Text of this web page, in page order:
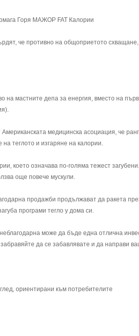
Горя МАЖОР FAT Калории
че противно на общоприетото
на мастните депа за енергия, вместо на
медицинска асоциация, че
теглото и изгаряне на калории.
което означава по-голяма тежест
още повече мускули.
продажби продължават да ракета
програми тегло у дома си.
може да бъде една отлична
да се забавлявате и да направи
ориентирани към потребителите